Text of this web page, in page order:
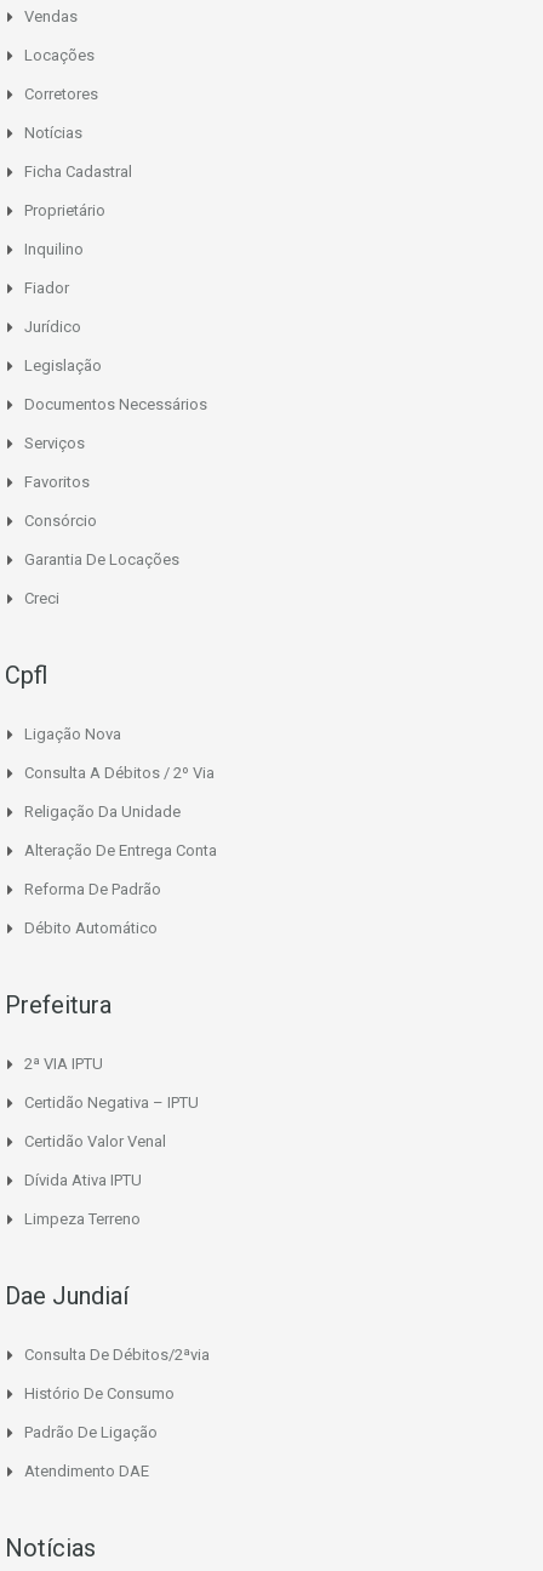
Vendas
Locações
Corretores
Notícias
Ficha Cadastral
Proprietário
Inquilino
Fiador
Jurídico
Legislação
Documentos Necessários
Serviços
Favoritos
Consórcio
Garantia De Locações
Creci
Cpfl
Ligação Nova
Consulta A Débitos / 2º Via
Religação Da Unidade
Alteração De Entrega Conta
Reforma De Padrão
Débito Automático
Prefeitura
2ª VIA IPTU
Certidão Negativa – IPTU
Certidão Valor Venal
Dívida Ativa IPTU
Limpeza Terreno
Dae Jundiaí
Consulta De Débitos/2ªvia
Histório De Consumo
Padrão De Ligação
Atendimento DAE
Notícias